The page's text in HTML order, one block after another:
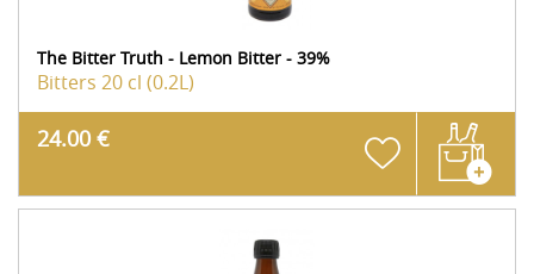
The Bitter Truth - Lemon Bitter - 39%
Bitters 20 cl (0.2L)
24.00 €